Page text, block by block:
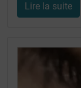
Lire la suite